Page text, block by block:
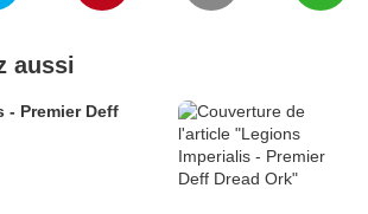
aussi
- Premier Deff